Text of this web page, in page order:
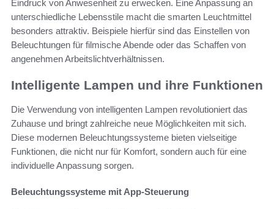
Eindruck von Anwesenheit zu erwecken. Eine Anpassung an
unterschiedliche Lebensstile macht die smarten Leuchtmittel
besonders attraktiv. Beispiele hierfür sind das Einstellen von
Beleuchtungen für filmische Abende oder das Schaffen von
angenehmen Arbeitslichtverhältnissen.
Intelligente Lampen und ihre Funktionen
Die Verwendung von intelligenten Lampen revolutioniert das
Zuhause und bringt zahlreiche neue Möglichkeiten mit sich.
Diese modernen Beleuchtungssysteme bieten vielseitige
Funktionen, die nicht nur für Komfort, sondern auch für eine
individuelle Anpassung sorgen.
Beleuchtungssysteme mit App-Steuerung